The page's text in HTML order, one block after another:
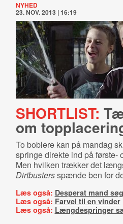
NYHED
23. NOV. 2013 | 16:19
SHORTLIST:
om
To boblere kan på mandag
springe direkte ind på første-
Men hvilken trækker det
Dirtbustersspænde ben for
Læs også: Desperat mand
Læs også: Farvel til en vinder
Læs også: Længdespringer